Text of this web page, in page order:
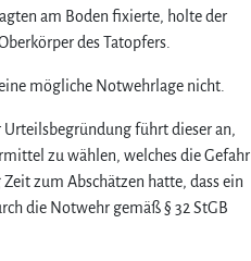
am Boden fixierte, holte der
des Tatopfers.
mögliche Notwehrlage nicht.
Urteilsbegründung führt dieser an,
zu wählen, welches die Gefahr
zum Abschätzen hatte, dass ein
die Notwehr gemäß § 32 StGB